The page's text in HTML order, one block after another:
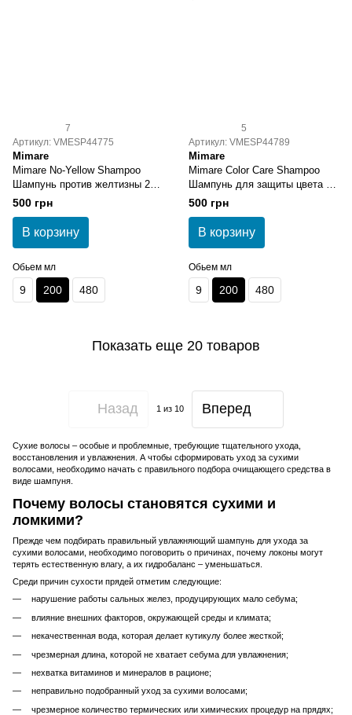
7
Артикул: VMESP44775
Mimare
Mimare No-Yellow Shampoo
Шампунь против желтизны 200
мл
500 грн
В корзину
Обьем мл
9 200 480
5
Артикул: VMESP44789
Mimare
Mimare Color Care Shampoo
Шампунь для защиты цвета с
гранатом 200 мл
500 грн
В корзину
Обьем мл
9 200 480
Показать еще 20 товаров
Назад 1 из 10 Вперед
Сухие волосы – особые и проблемные, требующие тщательного ухода,
восстановления и увлажнения. А чтобы сформировать уход за сухими
волосами, необходимо начать с правильного подбора очищающего средства в
виде шампуня.
Почему волосы становятся сухими и
ломкими?
Прежде чем подбирать правильный увлажняющий шампунь для ухода за
сухими волосами, необходимо поговорить о причинах, почему локоны могут
терять естественную влагу, а их гидробаланс – уменьшаться.
Среди причин сухости прядей отметим следующие:
нарушение работы сальных желез, продуцирующих мало себума;
влияние внешних факторов, окружающей среды и климата;
некачественная вода, которая делает кутикулу более жесткой;
чрезмерная длина, которой не хватает себума для увлажнения;
нехватка витаминов и минералов в рационе;
неправильно подобранный уход за сухими волосами;
чрезмерное количество термических или химических процедур на прядях;